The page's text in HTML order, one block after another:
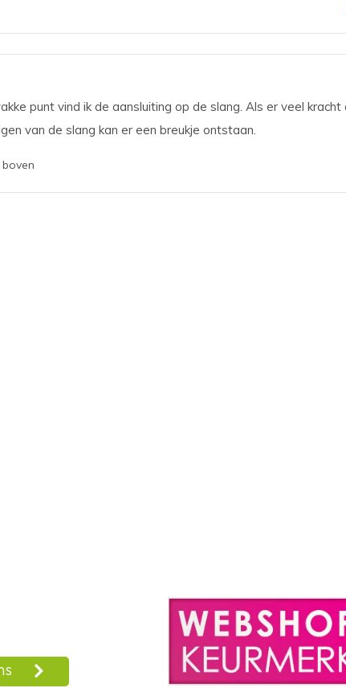
punt vind ik de aansluiting op de slang. Als er veel
van de slang kan er een breukje ontstaan.
boven